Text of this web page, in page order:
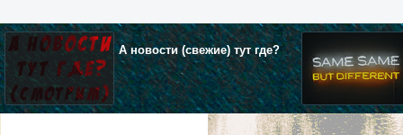
А новости (свежие) тут где?